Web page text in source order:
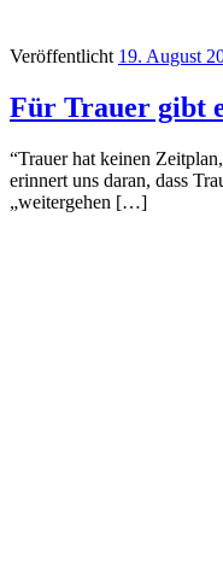
Veröffentlicht 19. August
Für Trauer gibt
“Trauer hat keinen
erinnert uns daran, dass
„weitergehen […]